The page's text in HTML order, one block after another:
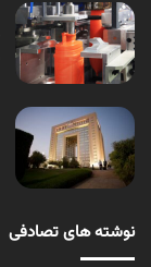
نوشته های تصادفی